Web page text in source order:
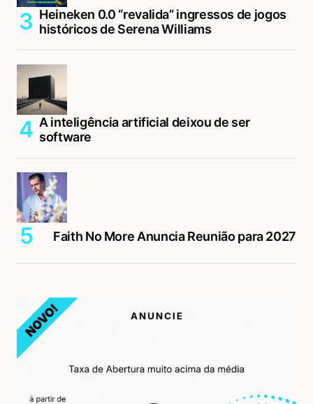
Heineken 0.0 “revalida” ingressos de jogos
históricos de Serena Williams
A inteligência artificial deixou de ser
software
Faith No More Anuncia Reunião para 2027